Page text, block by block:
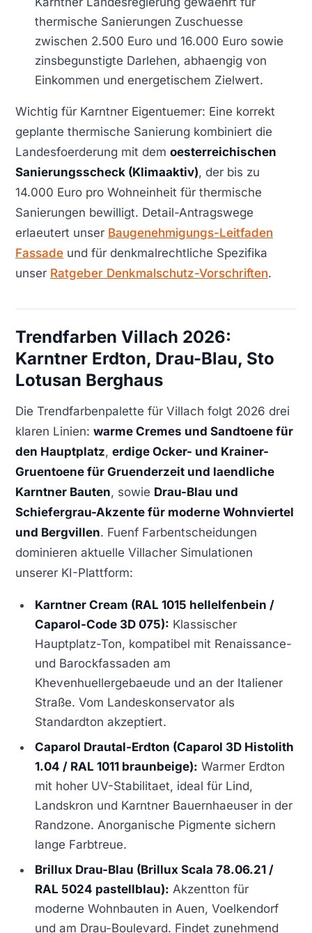
thermische Sanierungen Zuschuesse
zwischen 2.500 Euro und 16.000 Euro sowie
zinsbegunstigte Darlehen, abhaengig von
Einkommen und energetischem Zielwert.
Wichtig für Karntner Eigentuemer: Eine korrekt
geplante thermische Sanierung kombiniert die
Landesfoerderung mit dem oesterreichischen
Sanierungsscheck (Klimaaktiv), der bis zu
14.000 Euro pro Wohneinheit für thermische
Sanierungen bewilligt. Detail-Antragswege
erlaeutert unser Baugenehmigungs-Leitfaden
Fassade und für denkmalrechtliche Spezifika
unser Ratgeber Denkmalschutz-Vorschriften.
Trendfarben Villach 2026:
Karntner Erdton, Drau-Blau, Sto
Lotusan Berghaus
Die Trendfarbenpalette für Villach folgt 2026 drei
klaren Linien: warme Cremes und Sandtoene für
den Hauptplatz, erdige Ocker- und Krainer-
Gruentoene für Gruenderzeit und laendliche
Karntner Bauten, sowie Drau-Blau und
Schiefergrau-Akzente für moderne Wohnviertel
und Bergvillen. Fuenf Farbentscheidungen
dominieren aktuelle Villacher Simulationen
unserer KI-Plattform:
Karntner Cream (RAL 1015 hellelfenbein /
Caparol-Code 3D 075): Klassischer
Hauptplatz-Ton, kompatibel mit Renaissance-
und Barockfassaden am
Khevenhuellergebaeude und an der Italiener
Straße. Vom Landeskonservator als
Standardton akzeptiert.
Caparol Drautal-Erdton (Caparol 3D Histolith
1.04 / RAL 1011 braunbeige): Warmer Erdton
mit hoher UV-Stabilitaet, ideal für Lind,
Landskron und Karntner Bauernhaeuser in der
Randzone. Anorganische Pigmente sichern
lange Farbtreue.
Brillux Drau-Blau (Brillux Scala 78.06.21 /
RAL 5024 pastellblau): Akzentton für
moderne Wohnbauten in Auen, Voelkendorf
und am Drau-Boulevard. Findet zunehmend